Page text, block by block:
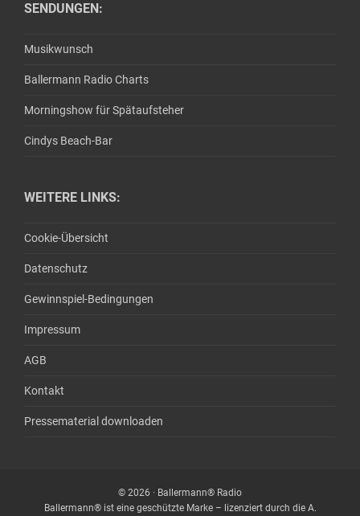
SENDUNGEN:
Musikwunsch
Ballermann Radio Charts
Morningshow für Spätaufsteher
Cindys Beach-Bar
WEITERE LINKS:
Cookie-Übersicht
Datenschutz
Gewinnspiel-Bedingungen
Impressum
AGB
Kontakt
Pressematerial downloaden
© 2026 · Ballermann® Radio
Ballermann® ist eine geschützte Marke – lizenziert durch die A.